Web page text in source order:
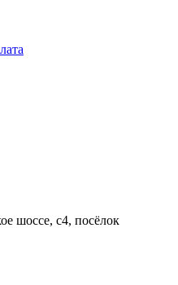
шоссе, с4, посёлок